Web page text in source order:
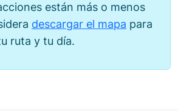
están más o menos
descargar el mapa para
ruta y tu día.